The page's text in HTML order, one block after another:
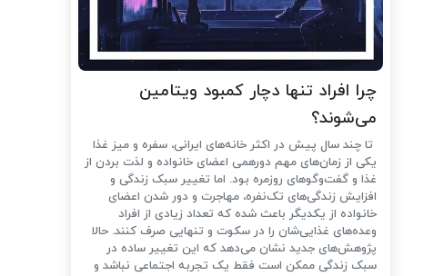
چرا افراد تنها دچار کمبود ویتامین
می‌شوند؟
تا چند سال پیش در اکثر خانه‌های ایرانی، سفره و میز غذا
یکی از زمان‌های مهم دورهمی اعضای خانواده و لذت بردن از
غذا و گفت‌وگوهای روزمره بود. اما تغییر سبک زندگی و
افزایش زندگی‌های تک‌نفره، مهاجرت و دور شدن اعضای
خانواده از یکدیگر باعث شده که تعداد زیادی از افراد
وعده‌های غذایی‌شان را در سکوت و تنهایی صرف کنند. حالا
پژوهش‌های جدید نشان می‌دهد که این تغییر ساده در
سبک زندگی ممکن است فقط یک تجربه اجتماعی نباشد و